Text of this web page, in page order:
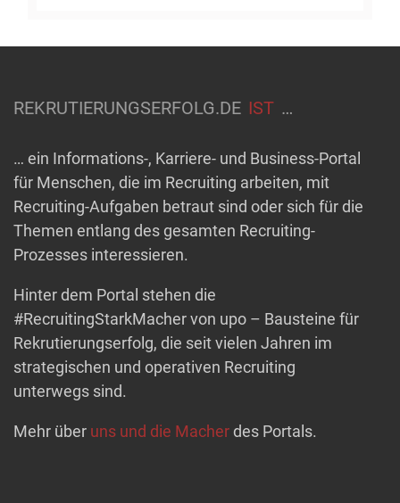
REKRUTIERUNGSERFOLG.DE IST …
… ein Informations-, Karriere- und Business-Portal
für Menschen, die im Recruiting arbeiten, mit
Recruiting-Aufgaben betraut sind oder sich für die
Themen entlang des gesamten Recruiting-
Prozesses interessieren.
Hinter dem Portal stehen die
#RecruitingStarkMacher von upo – Bausteine für
Rekrutierungserfolg, die seit vielen Jahren im
strategischen und operativen Recruiting
unterwegs sind.
Mehr über uns und die Macherdes Portals.